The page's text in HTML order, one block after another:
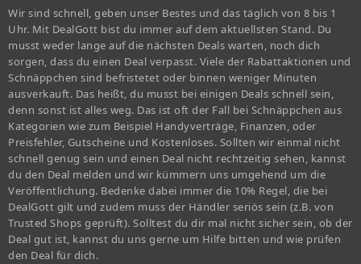
Wir sind schnell, geben unser Bestes und das täglich von 8 bis 1
Uhr. Mit DealGott bist du immer auf dem aktuellsten Stand. Du
musst weder lange auf die nächsten Deals warten, noch dich
sorgen, dass du einen Deal verpasst. Viele der Rabattaktionen und
Schnäppchen sind befristetet oder binnen weniger Minuten
ausverkauft. Das heißt, du musst bei einigen Deals schnell sein,
denn sonst ist alles weg. Das ist oft der Fall bei Schnäppchen aus
Kategorien wie zum Beispiel Handyverträge, Finanzen, oder
Preisfehler, Gutscheine und Kostenloses. Sollten wir einmal nicht
schnell genug sein und einen Deal nicht rechtzeitig sehen, kannst
du den Deal melden und wir kümmern uns umgehend um die
Veröffentlichung. Bedenke dabei immer die 10% Regel, die bei
DealGott gilt und zudem muss der Händler seriös sein (z.B. von
Trusted Shops geprüft). Solltest du dir mal nicht sicher sein, ob der
Deal gut ist, kannst du uns gerne um Hilfe bitten und wie prüfen
den Deal für dich.